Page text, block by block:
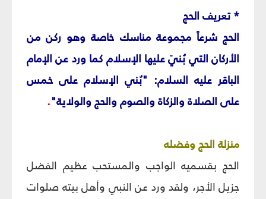
* تعريف الحج‏
الحج شرعاً مجموعة مناسك خاصة وهو ركن من
الأركان التي بُنيَ عليها الإسلام كما ورد عن الإمام
الباقر عليه السلام: "بُني الإسلام على خمس
على الصلاة والزكاة والصوم والحج والولاية".
منزلة الحج وفضله‏
الحج بقسميه الواجب والمستحب عظيم الفضل
جزيل الأجر، ولقد ورد عن النبي وأهل بيته صلوات